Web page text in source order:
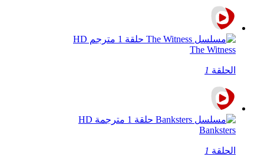
The Witness
الحلقة 1
Banksters
الحلقة 1